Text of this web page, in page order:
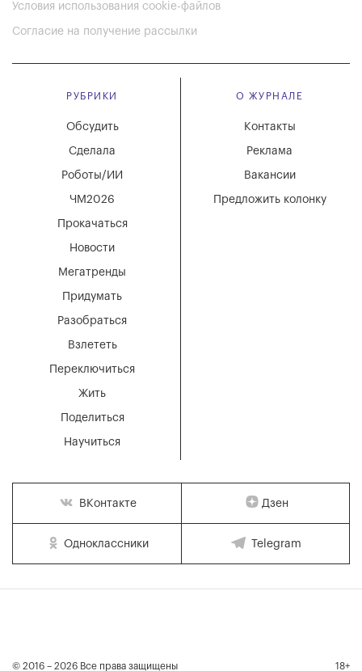
Условия использования cookie-файлов
Согласие на получение рассылки
РУБРИКИ
Мегатренды
Придумать
Разобраться
Взлететь
Новости
Переключиться
Жить
Поделиться
Научиться
Обсудить
Сделала
Роботы/ИИ
ЧМ2026
Прокачаться
О ЖУРНАЛЕ
Вакансии
Реклама
Контакты
Предложить колонку
ВКонтакте Дзен
Одноклассники Telegram
© 2016 – 2026 Все права защищены 18+